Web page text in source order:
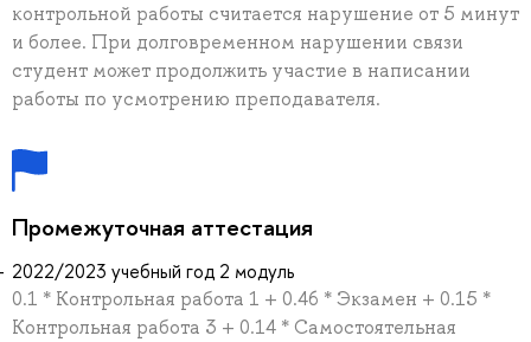
контрольной работы считается нарушение от 5 минут
и более. При долговременном нарушении связи
студент может продолжить участие в написании
работы по усмотрению преподавателя.
Промежуточная аттестация
2022/2023 учебный год 2 модуль
0.1 * Контрольная работа 1 + 0.46 * Экзамен + 0.15 *
Контрольная работа 3 + 0.14 * Самостоятельная